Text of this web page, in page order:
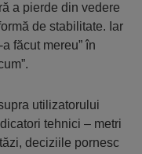
a pierde din vedere
de stabilitate. Iar
făcut mereu” în
utilizatorului
tehnici – metri
deciziile pornesc